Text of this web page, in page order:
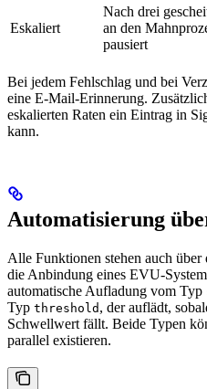
Eskaliert
Nach drei
an den
pausiert
Bei jedem Fehlschlag und bei
eine E-Mail-Erinnerung.
eskalierten Raten ein Eintrag in
kann.
Automatisierung
Alle Funktionen stehen auch
die Anbindung eines EVU-
automatische Aufladung vom Typ
Typ threshold , der auflädt,
Schwellwert fällt. Beide Typen
parallel existieren.